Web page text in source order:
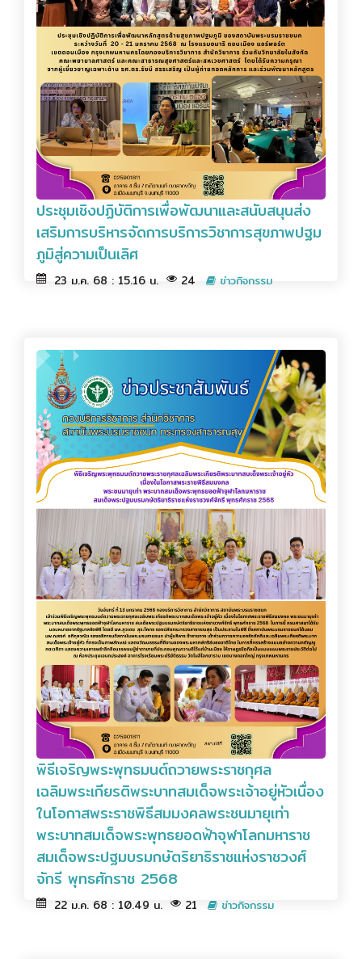
ประชุมเชิงปฏิบัติการเพื่อพัฒนาและสนับสนุนส่ง
เสริมการบริหารจัดการบริการวิชาการสุขภาพปฐม
ภูมิสู่ความเป็นเลิศ
23 ม.ค. 68 : 15.16 น. 24 ข่าวกิจกรรม
พิธีเจริญพระพุทธมนต์ถวายพระราชกุศล
เฉลิมพระเกียรติพระบาทสมเด็จพระเจ้าอยู่หัวเนื่อง
ในโอกาสพระราชพิธีสมมงคลพระชนมายุเท่า
พระบาทสมเด็จพระพุทธยอดฟ้าจุฬาโลกมหาราช
สมเด็จพระปฐมบรมกษัตริยาธิราชแห่งราชวงศ์
จักรี พุทธศักราช 2568
22 ม.ค. 68 : 10.49 น. 21 ข่าวกิจกรรม